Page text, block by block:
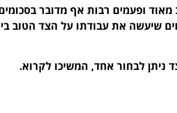
מאוד ופעמים רבות אף מדובר
שיעשה את עבודתו על הצד הטוב
ניתן לבחור אחד, המשיכו לקרוא.